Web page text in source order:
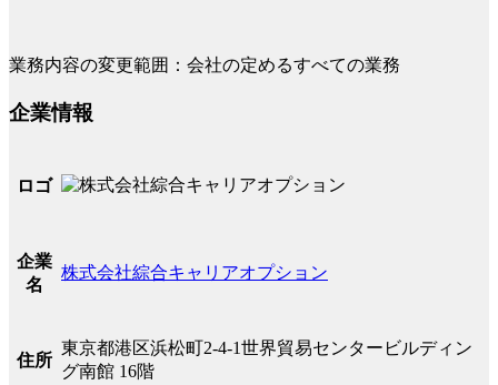
業務内容の変更範囲：会社の定めるすべての業務
企業情報
ロゴ
企業
名
株式会社綜合キャリアオプション
住所
東京都港区浜松町2-4-1世界貿易センタービルディン
グ南館 16階